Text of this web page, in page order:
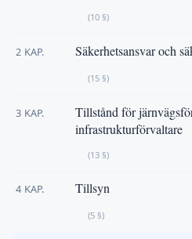
(10 §)
2 KAP. Säkerhetsansvar och
(15 §)
3 KAP.
Tillstånd för
infrastrukturförvaltare
(13 §)
4 KAP. Tillsyn
(5 §)